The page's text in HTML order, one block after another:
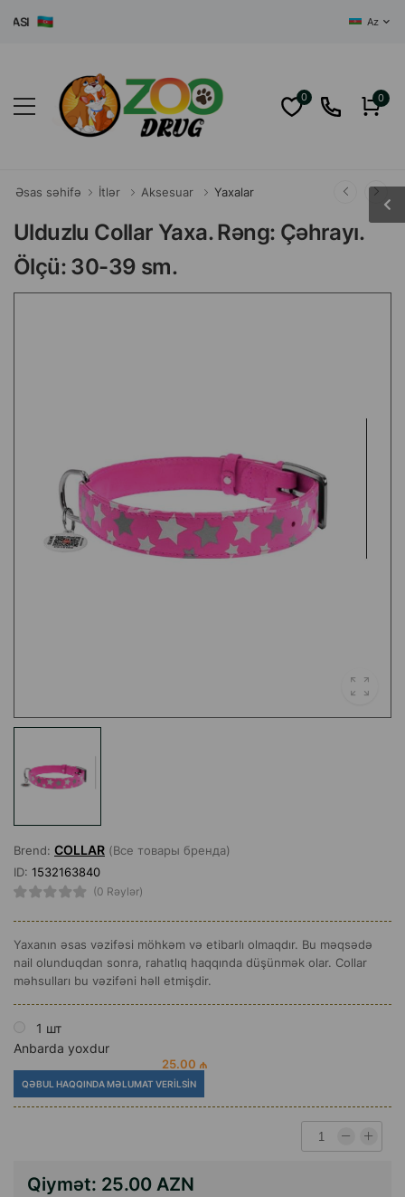
Az
0 0
Əsas səhifə İtlər Aksesuar Yaxalar
Ulduzlu Collar Yaxa. Rəng: Çəhrayı.
Ölçü: 30-39 sm.
Brend: COLLAR (Все товары бренда)
ID: 1532163840
(0 Rəylər)
Yaxanın əsas vəzifəsi möhkəm və etibarlı olmaqdır. Bu məqsədə
nail olunduqdan sonra, rahatlıq haqqında düşünmək olar. Collar
məhsulları bu vəzifəni həll etmişdir.
1 шт
Anbarda yoxdur
25.00 ₼
QƏBUL HAQQINDA MƏLUMAT VERILSIN
Qiymət: 25.00 AZN